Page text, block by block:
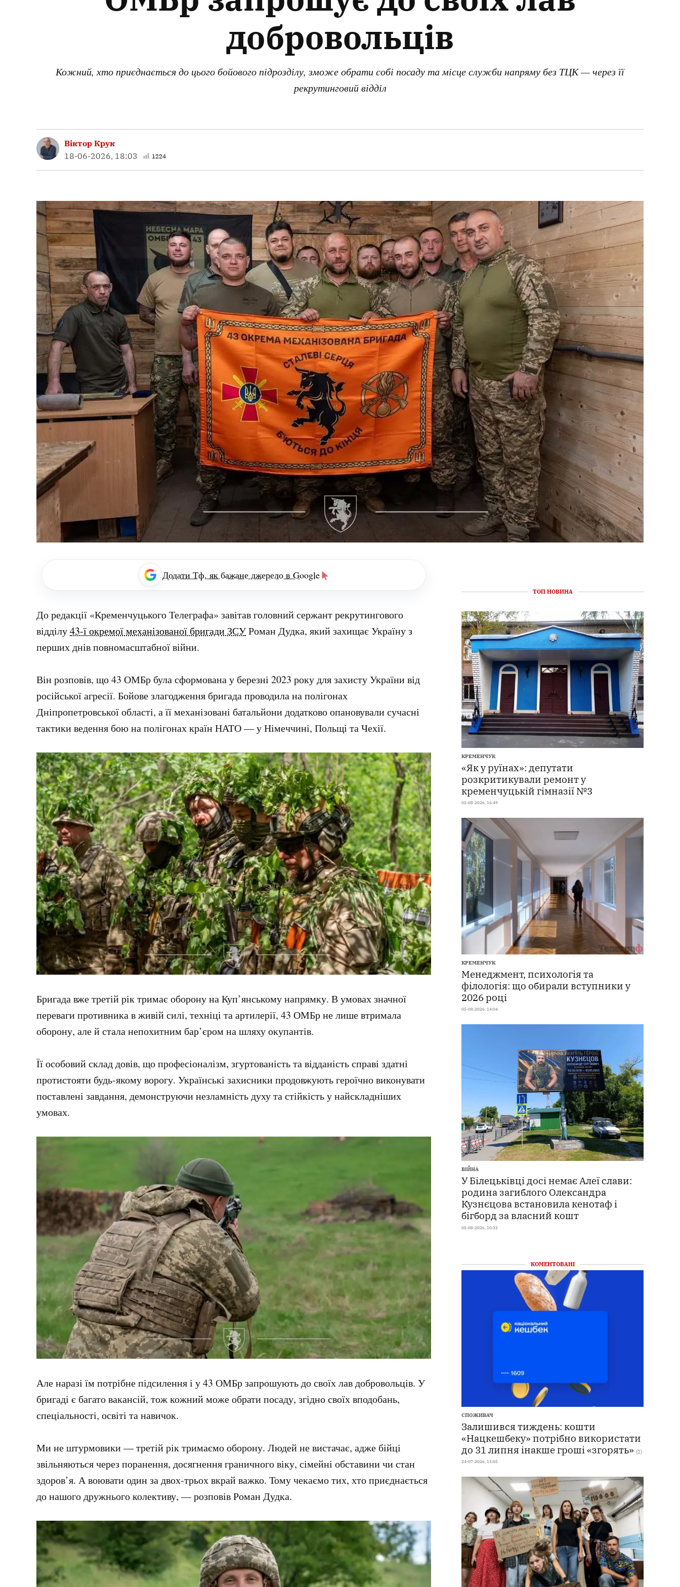
добровольців
Кожний, хто приєднається до цього бойового підрозділу, зможе обрати собі посаду та місце служби напряму без ТЦК — через її
рекрутинговий відділ
Віктор Крук
18-06-2026, 18:03
1224
Додати Тф, як бажане джерело в Google
До редакції «Кременчуцького Телеграфа» завітав головний сержант рекрутингового
відділу43-ї окремої механізованої бригади ЗСУРоман Дудка, який захищає Україну з
перших днів повномасштабної війни.
Він розповів, що 43 ОМБр була сформована у березні 2023 року для захисту України від
російської агресії. Бойове злагодження бригада проводила на полігонах
Дніпропетровської області, а її механізовані батальйони додатково опановували сучасні
тактики ведення бою на полігонах країн НАТО — у Німеччині, Польщі та Чехії.
Бригада вже третій рік тримає оборону на Куп’янському напрямку. В умовах значної
переваги противника в живій силі, техніці та артилерії, 43 ОМБр не лише втримала
оборону, але й стала непохитним бар’єром на шляху окупантів.
Її особовий склад довів, що професіоналізм, згуртованість та відданість справі здатні
протистояти будь-якому ворогу. Українські захисники продовжують героїчно виконувати
поставлені завдання, демонструючи незламність духу та стійкість у найскладніших
умовах.
Але наразі їм потрібне підсилення і у 43 ОМБр запрошують до своїх лав добровольців. У
бригаді є багато вакансій, тож кожний може обрати посаду, згідно своїх вподобань,
спеціальності, освіті та навичок.
Ми не штурмовики — третій рік тримаємо оборону. Людей не вистачає, адже бійці
звільняються через поранення, досягнення граничного віку, сімейні обставини чи стан
здоров’я. А воювати один за двох-трьох вкрай важко. Тому чекаємо тих, хто приєднається
до нашого дружнього колективу, — розповів Роман Дудка.
ТОП НОВИНА
КРЕМЕНЧУК
«Як у руїнах»: депутати
розкритикували ремонт у
кременчуцькій гімназії №3
05-08-2026, 16:49
КРЕМЕНЧУК
Менеджмент, психологія та
філологія: що обирали вступники у
2026 році
05-08-2026, 14:04
ВІЙНА
У Білецьківці досі немає Алеї слави:
родина загиблого Олександра
Кузнєцова встановила кенотаф і
бігборд за власний кошт
05-08-2026, 10:32
КОМЕНТОВАНІ
СПОЖИВАЧ
Залишився тиждень: кошти
«Нацкешбеку» потрібно використати
до 31 липня інакше гроші «згорять» (2)
24-07-2026, 15:05